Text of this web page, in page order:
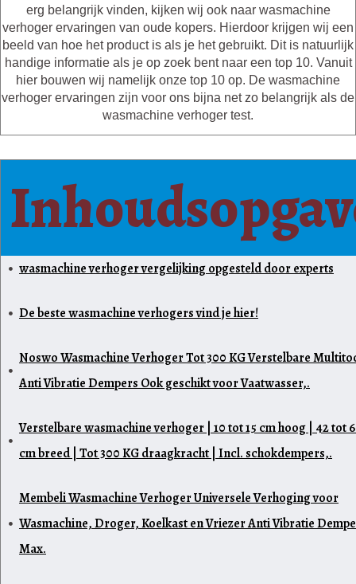
erg belangrijk vinden, kijken wij ook naar wasmachine
verhoger ervaringen van oude kopers. Hierdoor krijgen wij een
beeld van hoe het product is als je het gebruikt. Dit is natuurlijk
handige informatie als je op zoek bent naar een top 10. Vanuit
hier bouwen wij namelijk onze top 10 op. De wasmachine
verhoger ervaringen zijn voor ons bijna net zo belangrijk als de
wasmachine verhoger test.
wasmachine verhoger vergelijking opgesteld door experts
De beste wasmachine verhogers vind je hier!
Noswo Wasmachine Verhoger Tot 300 KG Verstelbare
Anti Vibratie Dempers Ook geschikt voor Vaatwasser,.
Verstelbare wasmachine verhoger | 10 tot 15 cm hoog | 42 tot
cm breed | Tot 300 KG draagkracht | Incl. schokdempers,.
Membeli Wasmachine Verhoger Universele Verhoging voor
Wasmachine, Droger, Koelkast en Vriezer Anti Vibratie
Max.